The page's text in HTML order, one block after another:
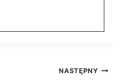
NASTĘPNY